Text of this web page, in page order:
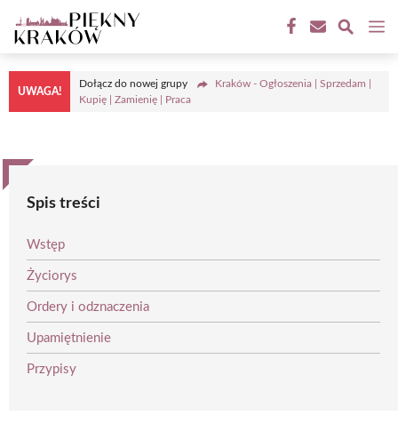
do
treści
UWAGA!
Dołącz do nowej grupy
Kraków - Ogłoszenia | Sprzedam |
Kupię | Zamienię | Praca
Spis treści
Wstęp
Życiorys
Ordery i odznaczenia
Upamiętnienie
Przypisy